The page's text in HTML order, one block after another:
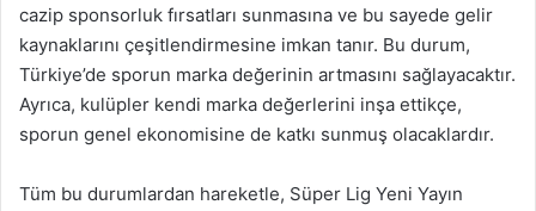
cazip sponsorluk fırsatları sunmasına ve bu sayede gelir
kaynaklarını çeşitlendirmesine imkan tanır. Bu durum,
Türkiye’de sporun marka değerinin artmasını sağlayacaktır.
Ayrıca, kulüpler kendi marka değerlerini inşa ettikçe,
sporun genel ekonomisine de katkı sunmuş olacaklardır.
Tüm bu durumlardan hareketle, Süper Lig Yeni Yayın